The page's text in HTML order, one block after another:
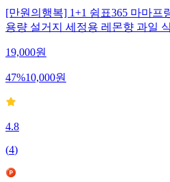
[만원의행복] 1+1 쉼표365 마마프
용량 설거지 세정용 레몬향 과일
19,000원
47%10,000원
4.8
(4)